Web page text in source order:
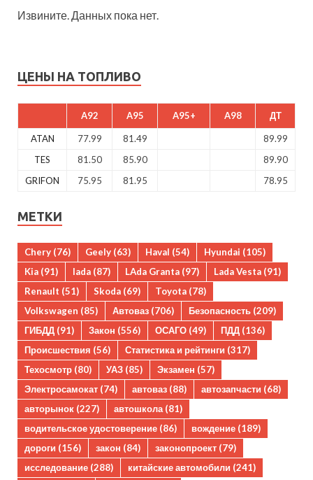
Извините. Данных пока нет.
ЦЕНЫ НА ТОПЛИВО
A92 A95 A95+ A98 ДТ
ATAN 77.99 81.49
89.99
TES
81.50 85.90
89.90
GRIFON
75.95 81.95 78.95
МЕТКИ
Chery (76) Geely (63) Haval (54) Hyundai (105)
Kia (91) lada (87) LAda Granta (97) Lada Vesta (91)
Renault (51) Skoda (69) Toyota (78)
Volkswagen (85) Автоваз (706) Безопасность (209)
ГИБДД (91) Закон (556) ОСАГО (49) ПДД (136)
Происшествия (56) Статистика и рейтинги (317)
Техосмотр (80) УАЗ (85) Экзамен (57)
Электросамокат (74) автоваз (88) автозапчасти (68)
авторынок (227) автошкола(81)
водительское удостоверение (86) вождение (189)
дороги (156) закон (84) законопроект (79)
исследование (288) китайские автомобили (241)